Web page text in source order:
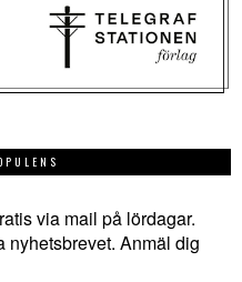
via mail på lördagar.
nyhetsbrevet. Anmäl dig